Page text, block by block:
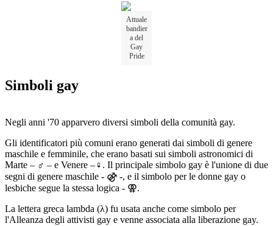
Attuale
bandier
a del
Gay
Pride
Simboli gay
Negli anni '70 apparvero diversi simboli della comunità gay.
Gli identificatori più comuni erano generati dai simboli di genere
maschile e femminile, che erano basati sui simboli astronomici di
Marte – ♂ – e Venere –♀. Il principale simbolo gay è l'unione di due
segni di genere maschile - ⚣ -, e il simbolo per le donne gay o
lesbiche segue la stessa logica - ⚢.
La lettera greca lambda (λ) fu usata anche come simbolo per
l'Alleanza degli attivisti gay e venne associata alla liberazione gay.